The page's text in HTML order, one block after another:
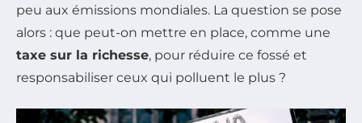
peu aux émissions mondiales. La question se pose
alors : que peut-on mettre en place, comme une
taxe sur la richesse, pour réduire ce fossé et
responsabiliser ceux qui polluent le plus ?